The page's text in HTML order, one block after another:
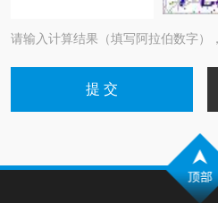
请输入计算结果（填写阿拉伯数字）